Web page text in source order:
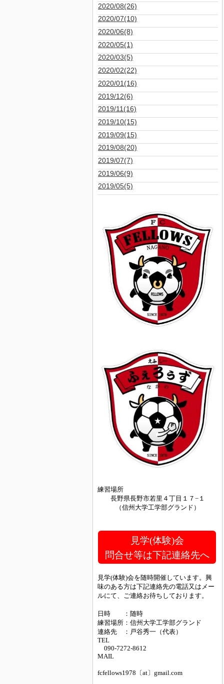
2020/08(26)
2020/07(10)
2020/06(8)
2020/05(1)
2020/03(5)
2020/02(22)
2020/01(16)
2019/12(6)
2019/11(16)
2019/10(15)
2019/09(15)
2019/08(20)
2019/07(7)
2019/06(9)
2019/05(5)
練習場所
長野県長野市若里４丁目１７−１
（信州大学工学部グランド）
見学(体験)会
問合せ等は下記連絡先へ
見学(体験)会を随時開催しています。興
味のある方は下記連絡先の電話又はメー
ルにて、ご連絡お待ちしております。
日時 ：随時
練習場所：信州大学工学部グランド
連絡先 ：戸谷秀一（代表）
TEL
090-7272-8612
MAIL
fcfellows1978〔at〕gmail.com